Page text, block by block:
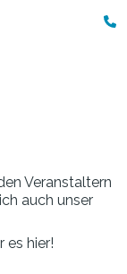
Veranstaltern
auch unser
es hier!